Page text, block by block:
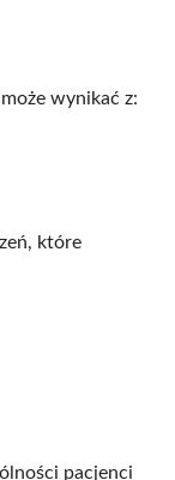
wynikać z:
które
pacjenci